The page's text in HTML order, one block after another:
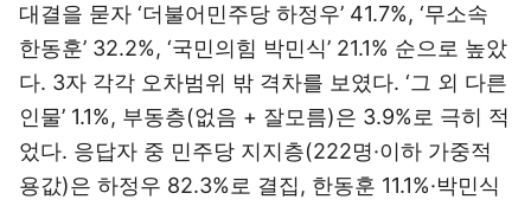
대결을 묻자 ‘더불어민주당 하정우’ 41.7%, ‘무소속
한동훈’ 32.2%, ‘국민의힘 박민식’ 21.1% 순으로 높았
다. 3자 각각 오차범위 밖 격차를 보였다. ‘그 외 다른
인물’ 1.1%, 부동층(없음 + 잘모름)은 3.9%로 극히 적
었다. 응답자 중 민주당 지지층(222명·이하 가중적
용값)은 하정우 82.3%로 결집, 한동훈 11.1%·박민식